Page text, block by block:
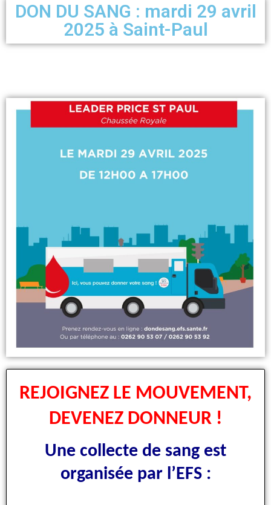
DON DU SANG : mardi 29 avril
2025 à Saint-Paul
REJOIGNEZ LE MOUVEMENT,
DEVENEZ DONNEUR !
Une collecte de sang est
organisée par l’EFS :